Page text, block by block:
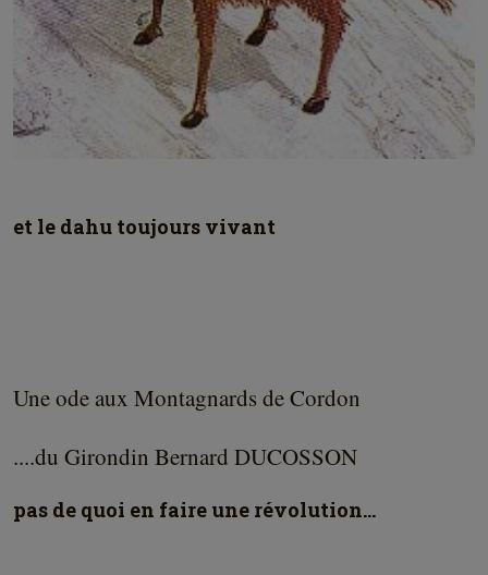
et le dahu toujours vivant
Une ode aux Montagnards de Cordon
....du Girondin Bernard DUCOSSON
pas de quoi en faire une révolution...